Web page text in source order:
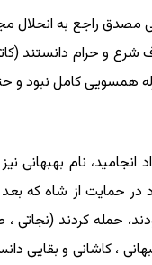
همه پرسی مصدق راجع
در حوادثی که به کودتای ۲۸